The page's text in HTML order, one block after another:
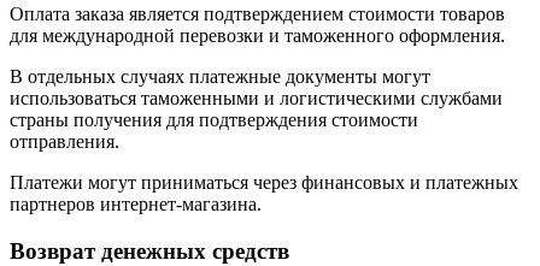
Оплата заказа является подтверждением стоимости товаров
для международной перевозки и таможенного оформления.
В отдельных случаях платежные документы могут
использоваться таможенными и логистическими службами
страны получения для подтверждения стоимости
отправления.
Платежи могут приниматься через финансовых и платежных
партнеров интернет-магазина.
Возврат денежных средств